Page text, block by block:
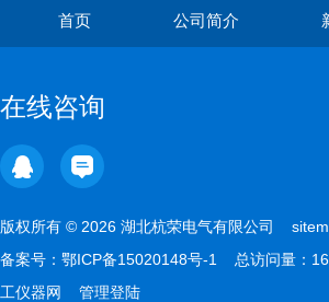
首页 公司简介
在线咨询
版权所有 © 2026 湖北杭荣电气有限公司
备案号： 鄂ICP备15020148号-1 总访问量：
工仪器网
管理登陆